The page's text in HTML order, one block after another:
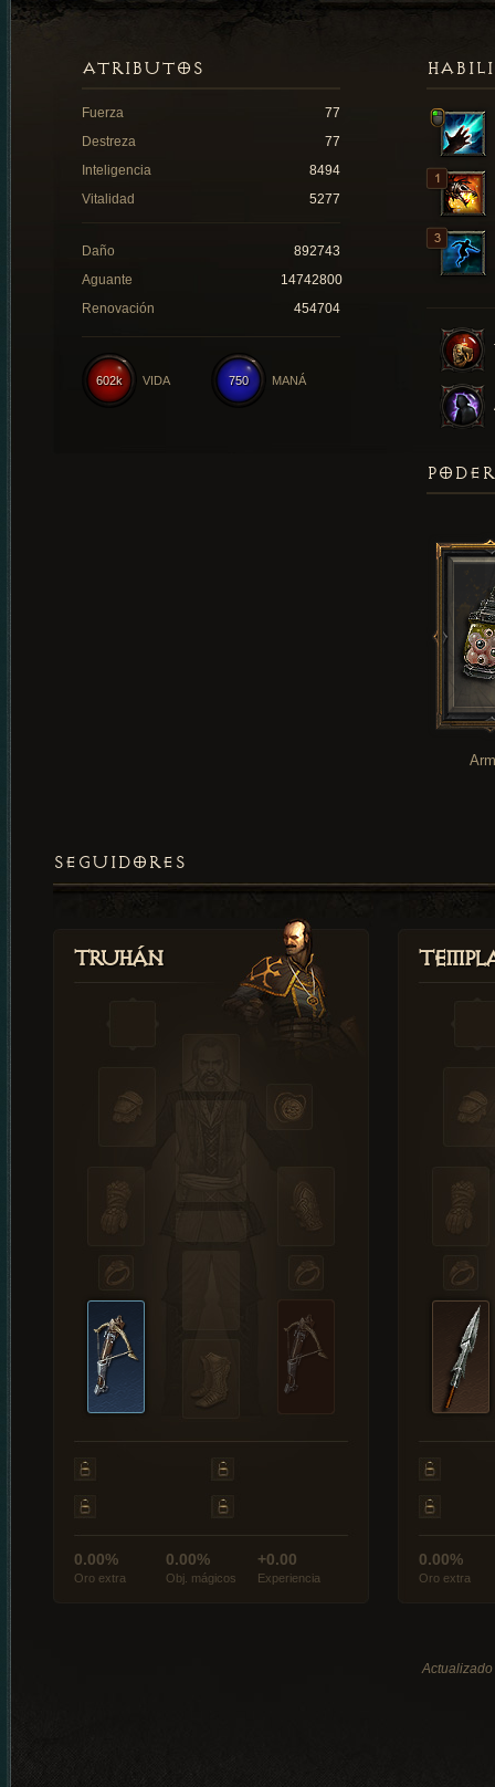
ATRIBUTOS
Fuerza
77
Destreza
77
Inteligencia
8494
Vitalidad
5277
Daño
892743
Aguante
14742800
Renovación
454704
750 MANÁ
602k VIDA
SEGUIDORES
Truhán
0.00%
Oro extra
0.00%
Obj. mágicos
+0.00
Experiencia
0.00%
Oro extra
Actualizado